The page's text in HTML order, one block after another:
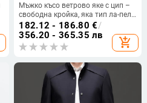
Мъжко късо ветрово яке с цип –
свободна кройка, яка тип ла-пел,
полиестерен плат и подплата от
полиестер, пролетно–есенно,
японски ретро стил, няколко
джоба
182.12 - 186.80 €/
356.20 - 365.35 лв
add_shopping_cart